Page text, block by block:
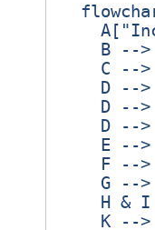
B -->
C -->
D -->
D -->
D --
E --
F --
G --
H &
K --